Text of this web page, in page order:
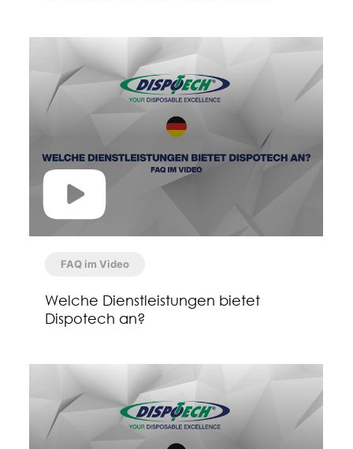
FAQ im Video
Welche Dienstleistungen bietet
Dispotech an?